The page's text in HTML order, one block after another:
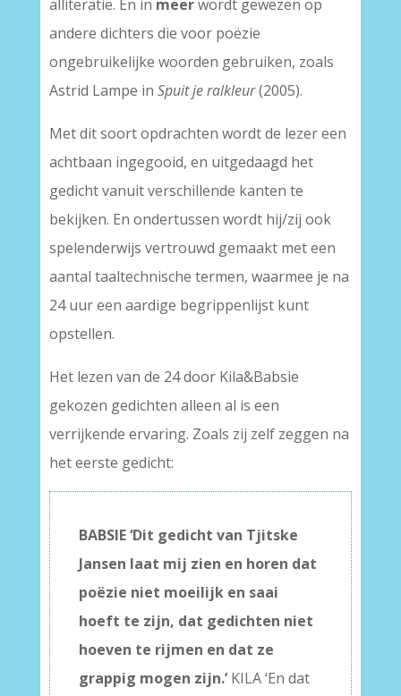
alliteratie. En in meerwordt gewezen op
andere dichters die voor poëzie
ongebruikelijke woorden gebruiken, zoals
Astrid Lampe in Spuit je ralkleur(2005).
Met dit soort opdrachten wordt de lezer een
achtbaan ingegooid, en uitgedaagd het
gedicht vanuit verschillende kanten te
bekijken. En ondertussen wordt hij/zij ook
spelenderwijs vertrouwd gemaakt met een
aantal taaltechnische termen, waarmee je na
24 uur een aardige begrippenlijst kunt
opstellen.
Het lezen van de 24 door Kila&Babsie
gekozen gedichten alleen al is een
verrijkende ervaring. Zoals zij zelf zeggen na
het eerste gedicht:
BABSIE ‘Dit gedicht van Tjitske
Jansen laat mij zien en horen dat
poëzie niet moeilijk en saai
hoeft te zijn, dat gedichten niet
hoeven te rijmen en dat ze
grappig mogen zijn.’KILA ‘En dat